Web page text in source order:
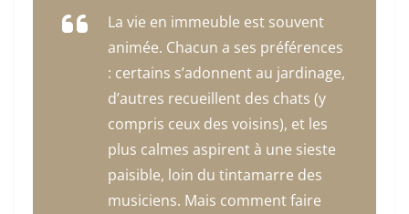
La vie en immeuble est souvent
animée. Chacun a ses préférences
: certains s’adonnent au jardinage,
d’autres recueillent des chats (y
compris ceux des voisins), et les
plus calmes aspirent à une sieste
paisible, loin du tintamarre des
musiciens. Mais comment faire